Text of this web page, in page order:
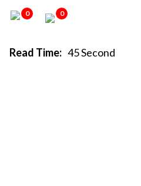
0 0
Read Time: 45 Second